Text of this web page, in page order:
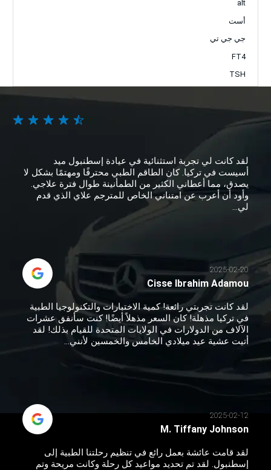
alt
أست
جي جي تي
FT4
TSH
لقد كانت لي تجربة استثنائية في عيادة إسطنبول ميد
أسيست في تركيا. كان الطاقم الطبي محترفًا ومهتمًا بشكل لا
يصدق، مما أعطاني الكثير من الطمأنينة طوال فترة علاجي.
وأود أن أعرب عن امتناني الخاص للمترجم علاي الذي قدم
لي...
2025-02-20
Cisse Ibrahim Adamou
لقد كانت تجربتي رائعة! كمية الاختبارات والتكنولوجيا الطبية
في تركيا مذهلة! كان السعر مذهلاً أيضًا! كنت سأنفق عشرات
الآلاف من الدولارات في الولايات المتحدة للقيام بذلك! لقد
أتيت عشية عيد ميلادي الخامس والخمسين لأنني...
2025-02-12
M. Tiffany Johnson
لقد قامت عائشة بعمل رائع في تنظيم رحلتنا الطبية إلى
إسطنبول. لقد تم تحديد مواعيد كل رحلة وكانت مريحة وتم